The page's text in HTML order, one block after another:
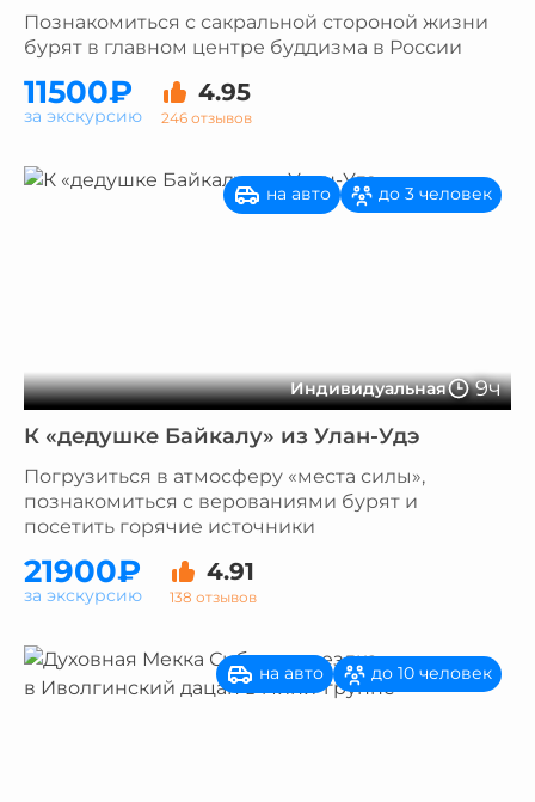
Познакомиться с сакральной стороной жизни
бурят в главном центре буддизма в России
11500₽ 4.95
246 отзывов
за экскурсию
Индивидуальная 9ч
на авто до 3 человек
К «дедушке Байкалу» из Улан-Удэ
Погрузиться в атмосферу «места силы»,
познакомиться с верованиями бурят и
посетить горячие источники
21900₽ 4.91
138 отзывов
за экскурсию
на авто до 10 человек